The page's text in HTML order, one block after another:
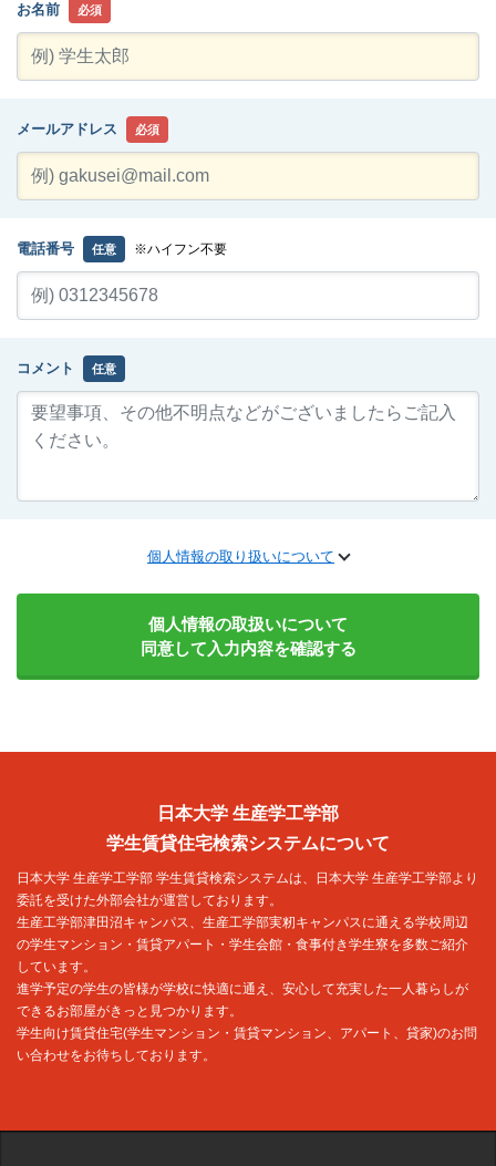
お名前 必須
メールアドレス 必須
電話番号 任意 ※ハイフン不要
コメント 任意
個人情報の取り扱いについて
個人情報の取扱いについて
同意して入力内容を確認する
日本大学 生産学工学部
学生賃貸住宅検索システムについて
日本大学 生産学工学部 学生賃貸検索システムは、日本大学 生産学工学部より
委託を受けた外部会社が運営しております。
生産工学部津田沼キャンパス、生産工学部実籾キャンパスに通える学校周辺
の学生マンション・賃貸アパート・学生会館・食事付き学生寮を多数ご紹介
しています。
進学予定の学生の皆様が学校に快適に通え、安心して充実した一人暮らしが
できるお部屋がきっと見つかります。
学生向け賃貸住宅(学生マンション・賃貸マンション、アパート、貸家)のお問
い合わせをお待ちしております。